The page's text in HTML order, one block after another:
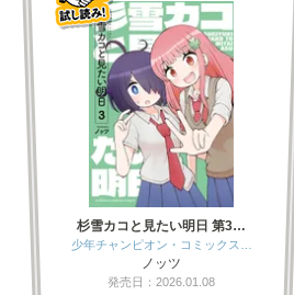
杉雪カコと見たい明日 第3…
少年チャンピオン・コミックス…
ノッツ
発売日：2026.01.08